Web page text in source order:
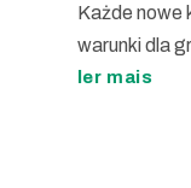
Każde nowe
warunki dla
ler mais